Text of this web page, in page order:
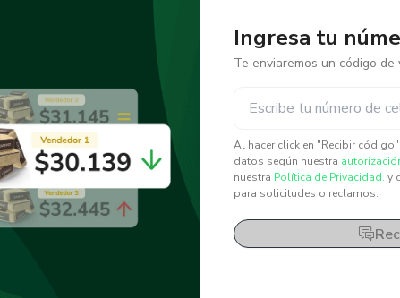
Ingresa tu
Te enviaremos un código de
Al hacer click en "Recibir
datos según nuestra
nuestra Política de Privacidad. y
para solicitudes o reclamos.